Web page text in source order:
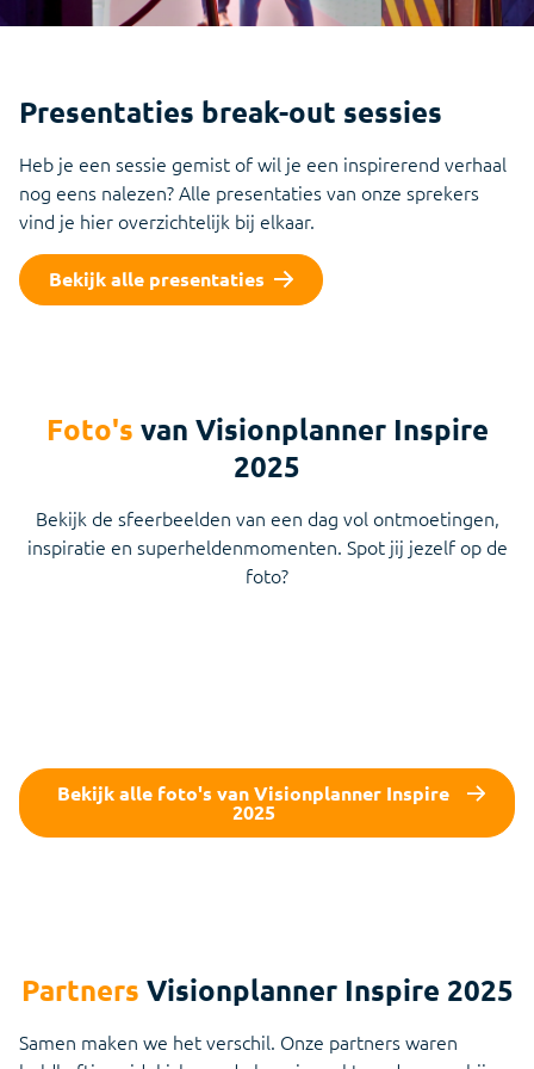
Presentaties break-out sessies
Heb je een sessie gemist of wil je een inspirerend verhaal
nog eens nalezen? Alle presentaties van onze sprekers
vind je hier overzichtelijk bij elkaar.
Bekijk alle presentaties
Foto's van Visionplanner Inspire
2025
Bekijk de sfeerbeelden van een dag vol ontmoetingen,
inspiratie en superheldenmomenten. Spot jij jezelf op de
foto?
Bekijk alle foto's van Visionplanner Inspire
2025
Partners Visionplanner Inspire 2025
Samen maken we het verschil. Onze partners waren